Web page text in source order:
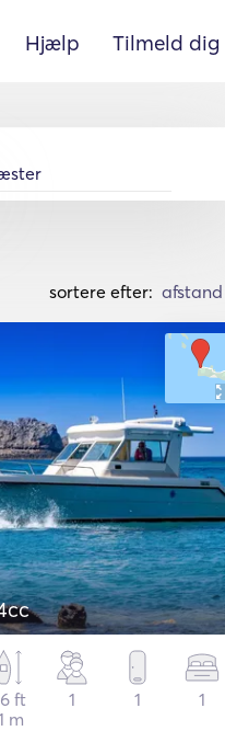
Hjælp Tilmeld dig
sortere efter:
ft
m
1 1 1